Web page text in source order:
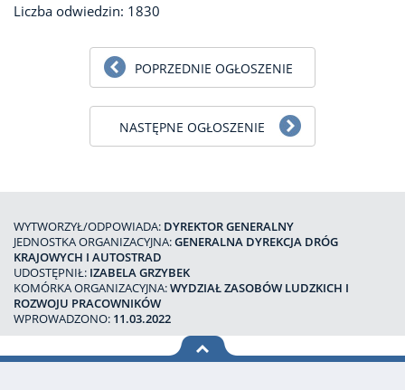
Liczba odwiedzin: 1830
POPRZEDNIE OGŁOSZENIE
NASTĘPNE OGŁOSZENIE
WYTWORZYŁ/ODPOWIADA: DYREKTOR GENERALNY
JEDNOSTKA ORGANIZACYJNA:GENERALNA DYREKCJA DRÓG
KRAJOWYCH I AUTOSTRAD
UDOSTĘPNIŁ: IZABELA GRZYBEK
KOMÓRKA ORGANIZACYJNA:WYDZIAŁ ZASOBÓW LUDZKICH I
ROZWOJU PRACOWNIKÓW
WPROWADZONO: 11.03.2022
na górę